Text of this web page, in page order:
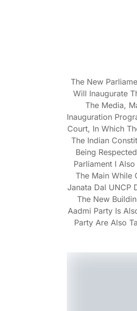
The New
Will Inaugurate
The Media,
Inauguration
Court, In Which
The Indian
Being
Parliament I
The Main While
Janata Dal UNCP
The New
Aadmi Party Is
Party Are Also